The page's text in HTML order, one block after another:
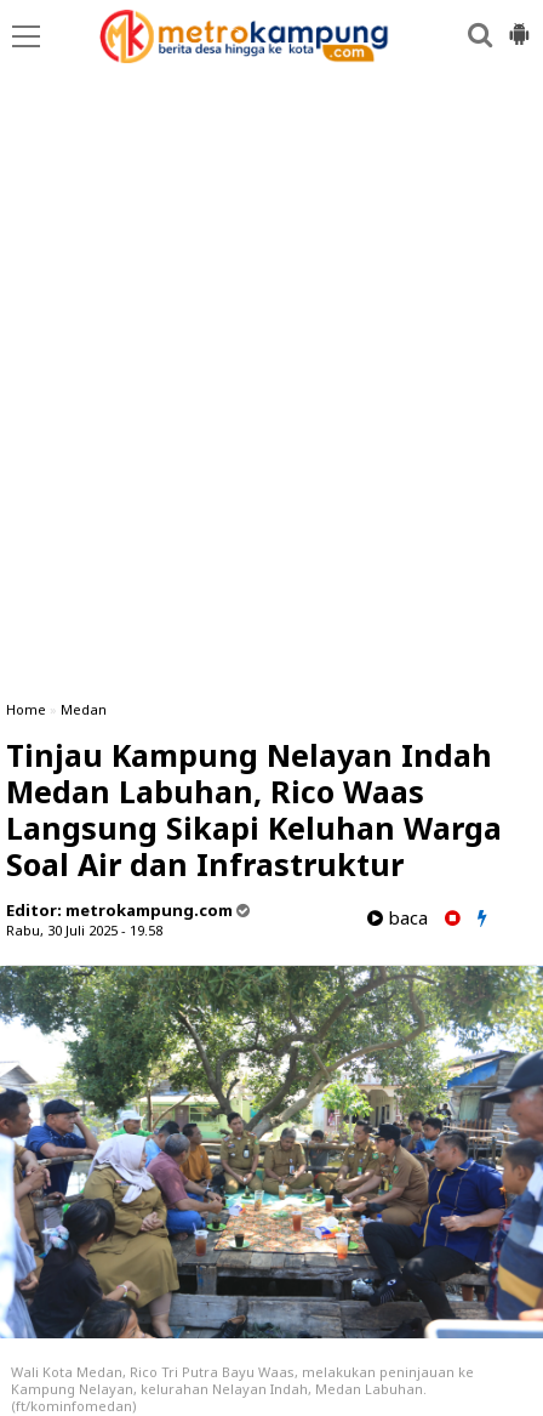
LANGKAT KARO DAIRI
Home » Medan
Tinjau Kampung Nelayan Indah
Medan Labuhan, Rico Waas
Langsung Sikapi Keluhan Warga
Soal Air dan Infrastruktur
Editor: metrokampung.com
Rabu, 30 Juli 2025 - 19.58
baca
Wali Kota Medan, Rico Tri Putra Bayu Waas, melakukan peninjauan ke
Kampung Nelayan, kelurahan Nelayan Indah, Medan Labuhan.
(ft/kominfomedan)